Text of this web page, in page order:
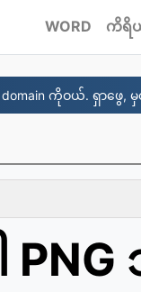
WORD ကိရိ
ကိုဝယ်. ရှာဖွေ, မှ